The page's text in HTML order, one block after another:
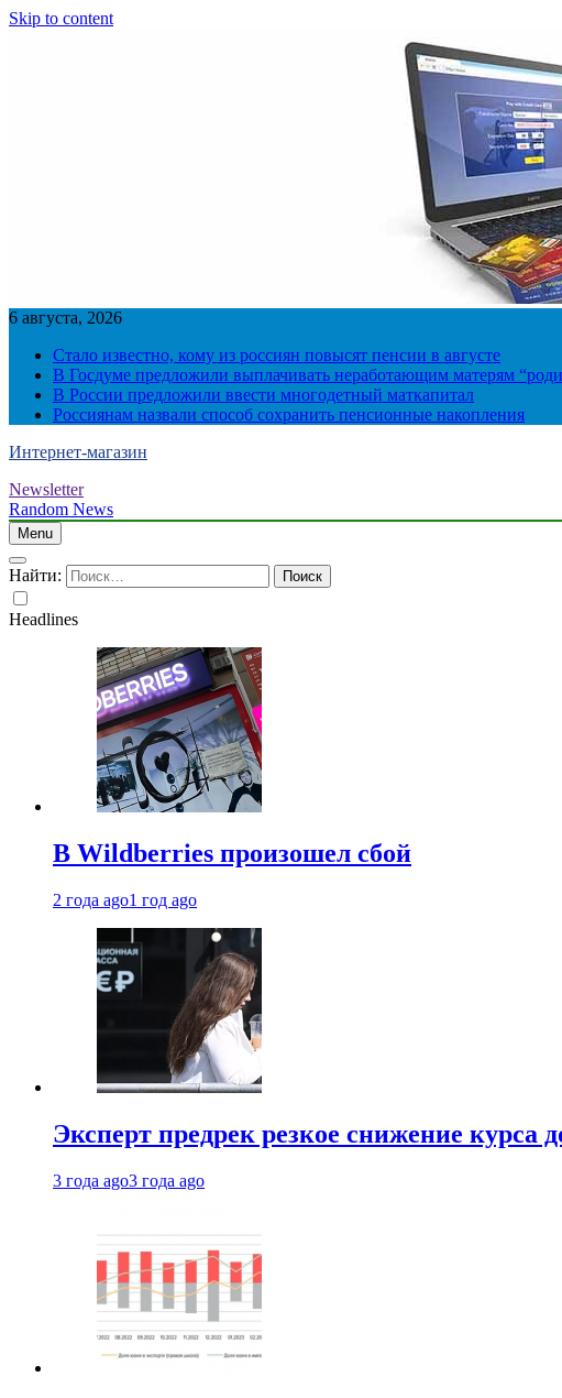
Skip to content
6 августа, 2026
Стало известно, кому из россиян повысят пенсии в августе
В Госдуме предложили выплачивать неработающим матерям
В России предложили ввести многодетный маткапитал
Россиянам назвали способ сохранить пенсионные накопления
Интернет-магазин
Newsletter
Random News
Menu
Найти:
Headlines
В Wildberries произошел сбой
2 года ago1 год ago
Эксперт предрек резкое снижение курса
3 года ago3 года ago